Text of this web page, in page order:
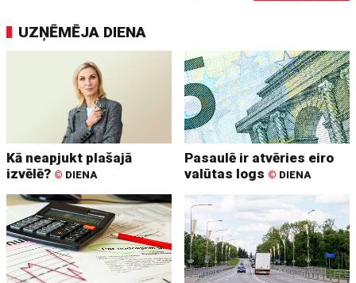
UZŅĒMĒJA DIENA
Kā neapjukt plašajā
izvēlē? © DIENA
Pasaulē ir atvēries eiro
valūtas logs © DIENA